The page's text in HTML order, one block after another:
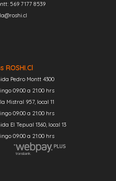
569 7177 8539
ROSHI.cl
Pedro Montt 4300
09:00 a 21:00 hrs
Mistral 957, local 11
09:00 a 21:00 hrs
El Tepual 1360, local 13
09:00 a 21:00 hrs